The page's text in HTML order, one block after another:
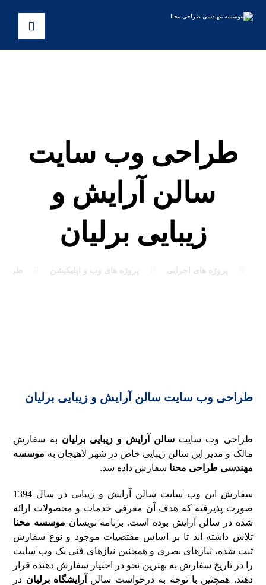
طراحی وب سایت
سالن آرایش و
زیبایی برلیان
پروژه های اجرایی پروژه های وب و اپلیکیشن
طراحی وب سایت سالن آرایش و زیبایی برلیان
طراحی وب سایت سالن آرایش و زیبایی برلیان به سفارش
مالک و مدیر این سالن زیبایی خاص در شهر لاهیجان به موسسه
مهندسی طراحی محنا سفارش داده شد.
سفارش این وب سایت سالن آرایش و زیبایی در سال 1394
صورت پذیرفته که هدف آن معرفی خدمات و محصولات ارائه
شده در سالن آرایش بوده است. برنامه نویسان موسسه محنا
تلاش داشته اند تا بر اساس مقتضیات موجود و نوع سفارش
ثبت شده، نیازهای بصری و همچنین نیازهای فنی یک وب سایت
را در تاریخ سفارش به بهترین نحو در اختیار سفارش دهنده قرار
دهند. همچنین با توجه به درخواست سالن
آرایشگاه برلیان در